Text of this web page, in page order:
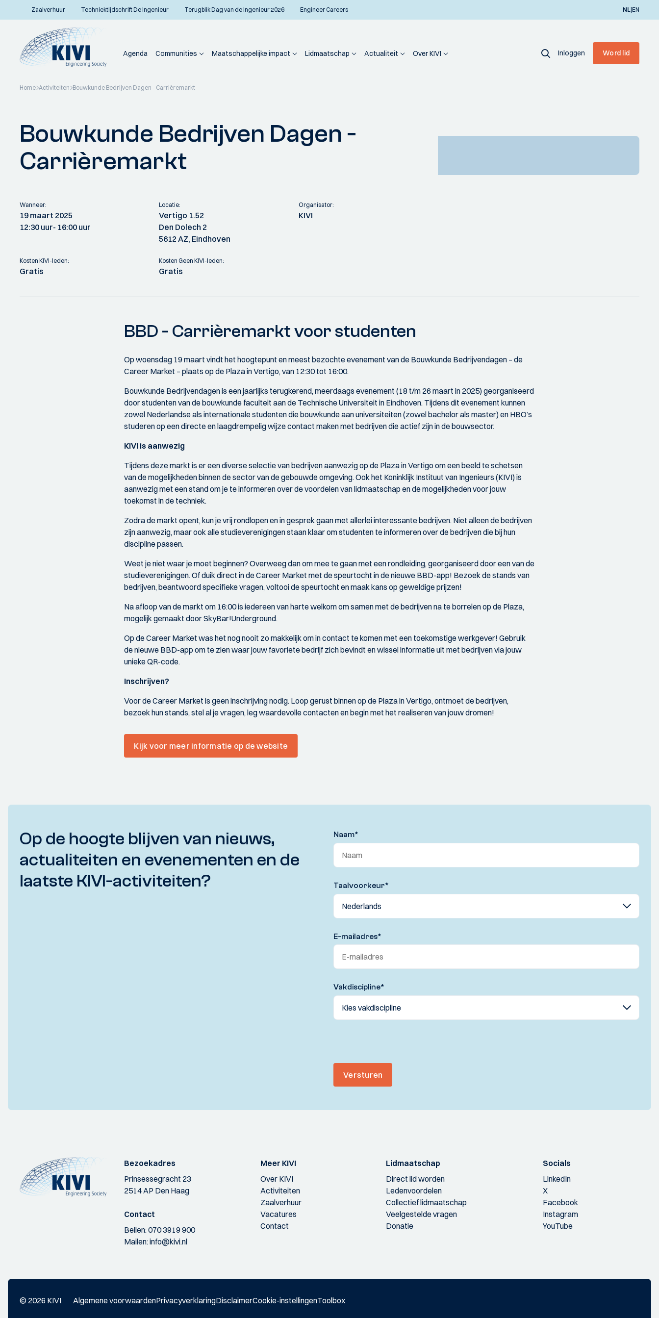
Zaalverhuur Techniektijdschrift De Ingenieur Terugblik Dag van de Ingenieur 2026 Engineer Careers NL|EN
Agenda Communities Maatschappelijke impact Lidmaatschap Actualiteit Over KIVI Inloggen Word lid
Home Activiteiten Bouwkunde Bedrijven Dagen - Carrièremarkt
Bouwkunde Bedrijven Dagen -
Carrièremarkt
Wanneer:
19 maart 2025
12:30 uur- 16:00 uur
Locatie:
Vertigo 1.52
Den Dolech 2
5612 AZ, Eindhoven
Organisator:
KIVI
Kosten KIVI-leden:
Gratis
Kosten Geen KIVI-leden:
Gratis
BBD - Carrièremarkt voor studenten
Op woensdag 19 maart vindt het hoogtepunt en meest bezochte evenement van de Bouwkunde Bedrijvendagen – de
Career Market – plaats op de Plaza in Vertigo, van 12:30 tot 16:00.
Bouwkunde Bedrijvendagen is een jaarlijks terugkerend, meerdaags evenement (18 t/m 26 maart in 2025)georganiseerd
door studenten van de bouwkunde faculteit aan de Technische Universiteit in Eindhoven. Tijdens dit evenement kunnen
zowel Nederlandse als internationale studenten die bouwkunde aan universiteiten (zowel bachelor als master) en HBO’s
studeren op een directe en laagdrempelig wijze contact maken met bedrijven die actief zijn in de bouwsector.
KIVI is aanwezig
Tijdens deze markt is er een diverse selectie van bedrijven aanwezig op de Plaza in Vertigo om een beeld te schetsen
van de mogelijkheden binnen de sector van de gebouwde omgeving. Ook het Koninklijk Instituut van Ingenieurs (KIVI) is
aanwezig met een stand om je te informeren over de voordelen van lidmaatschap en de mogelijkheden voor jouw
toekomst in de techniek.
Zodra de markt opent, kun je vrij rondlopen en in gesprek gaan met allerlei interessante bedrijven. Niet alleen de bedrijven
zijn aanwezig, maar ook alle studieverenigingen staan klaar om studenten te informeren over de bedrijven die bij hun
discipline passen.
Weet je niet waar je moet beginnen? Overweeg dan om mee te gaan met een rondleiding, georganiseerd door een van de
studieverenigingen. Of duik direct in de Career Market met de speurtocht in de nieuwe BBD-app! Bezoek de stands van
bedrijven, beantwoord specifieke vragen, voltooi de speurtocht en maak kans op geweldige prijzen!
Na afloop van de markt om 16:00 is iedereen van harte welkom om samen met de bedrijven na te borrelen op de Plaza,
mogelijk gemaakt door SkyBar!Underground.
Op de Career Market was het nog nooit zo makkelijk om in contact te komen met een toekomstige werkgever! Gebruik
de nieuwe BBD-app om te zien waar jouw favoriete bedrijf zich bevindt en wissel informatie uit met bedrijven via jouw
unieke QR-code.
Inschrijven?
Voor de Career Market is geen inschrijving nodig. Loop gerust binnen op de Plaza in Vertigo, ontmoet de bedrijven,
bezoek hun stands, stel al je vragen, leg waardevolle contacten en begin met het realiseren van jouw dromen!
Kijk voor meer informatie op de website
Op de hoogte blijven van nieuws,
actualiteiten en evenementen en de
laatste KIVI-activiteiten?
Naam*
Taalvoorkeur*
E-mailadres*
Vakdiscipline*
Versturen
Bezoekadres
Prinsessegracht 23
2514 AP Den Haag
Contact
Bellen:070 3919 900
Mailen:info@kivi.nl
Meer KIVI
Over KIVI
Activiteiten
Zaalverhuur
Vacatures
Contact
Lidmaatschap
Direct lid worden
Ledenvoordelen
Collectief lidmaatschap
Veelgestelde vragen
Donatie
Socials
LinkedIn
X
Facebook
Instagram
YouTube
© 2026 KIVI Algemene voorwaardenPrivacyverklaringDisclaimerCookie-instellingenToolbox